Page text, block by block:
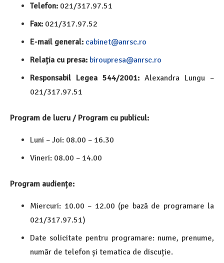
Telefon: 021/317.97.51
Fax: 021/317.97.52
E-mail general: cabinet@anrsc.ro
Relația cu presa: biroupresa@anrsc.ro
Responsabil Legea 544/2001: Alexandra Lungu –
021/317.97.51
Program de lucru / Program cu publicul:
Luni – Joi: 08.00 – 16.30
Vineri: 08.00 – 14.00
Program audiențe:
Miercuri: 10.00 – 12.00 (pe bază de programare la
021/317.97.51)
Date solicitate pentru programare: nume, prenume,
număr de telefon și tematica de discuție.